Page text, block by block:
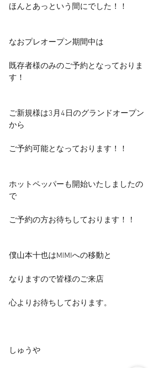
ほんとあっという間にでした！！
なおプレオープン期間中は
既存者様のみのご予約となっておりま
す！
ご新規様は3月4日のグランドオープン
から
ご予約可能となっております！！
ホットペッパーも開始いたしましたの
で
ご予約の方お待ちしております！！
僕山本十也はMIMIへの移動と
なりますので皆様のご来店
心よりお待ちしております。
しゅうや